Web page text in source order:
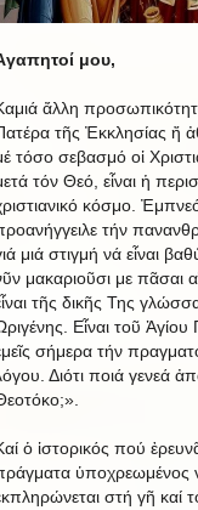
μου,
ἄλλη
τῆς Ἐκκλησίας ἤ
τόσο σεβασμό οἱ
τόν Θεό, εἶναι ἡ
κόσμο.
τήν
μιά στιγμή νά εἶναι
μακαριοῦσι με πᾶσαι
τῆς δικῆς Της
Εἶναι τοῦ
σήμερα τήν
Διότι ποιά γενεά
ὁ ἱστορικός πού
ὑποχρεωμένος
στή γῆ καί